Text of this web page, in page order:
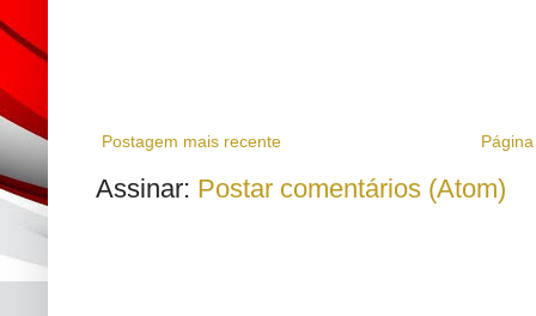
Postagem mais recente
Assinar: Postar comentários (Atom)